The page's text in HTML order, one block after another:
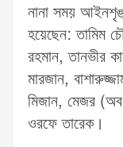
নানা সময়
হয়েছেন: তামিম
রহমান, তানভীর
মারজান,
মিজান, মেজর
ওরফে তারেক।